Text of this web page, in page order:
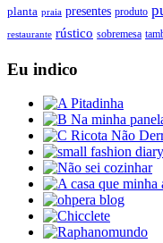
planta praia presentes produto
restaurante rústico sobremesa
Eu indico